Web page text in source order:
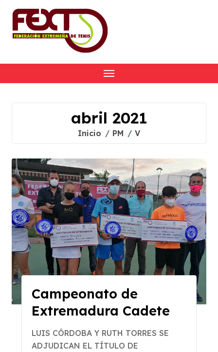
content
abril 2021
Inicio PM V
Campeonato de
Extremadura Cadete
LUIS CÓRDOBA Y RUTH TORRES SE
ADJUDICAN EL TÍTULO DE